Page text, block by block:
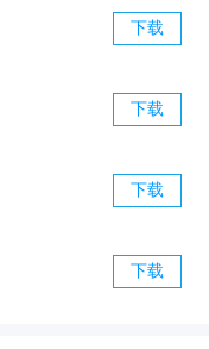
下载
下载
下载
下载